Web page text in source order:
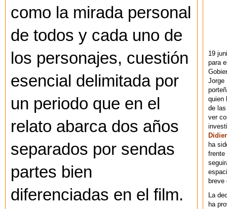
como la mirada personal
de todos y cada uno de
los personajes, cuestión
esencial delimitada por
un periodo que en el
relato abarca dos años
separados por sendas
partes bien
diferenciadas en el film.
19
para
Jorge
quien
de
ver
Didier
ha
frente
breve
La
ha